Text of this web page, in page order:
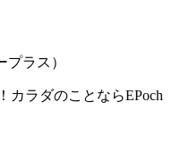
ラス）
カラダのことならEPoch